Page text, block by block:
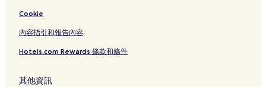
Cookie
內容指引和報告內容
Hotels.com Rewards 條款和條件
其他資訊